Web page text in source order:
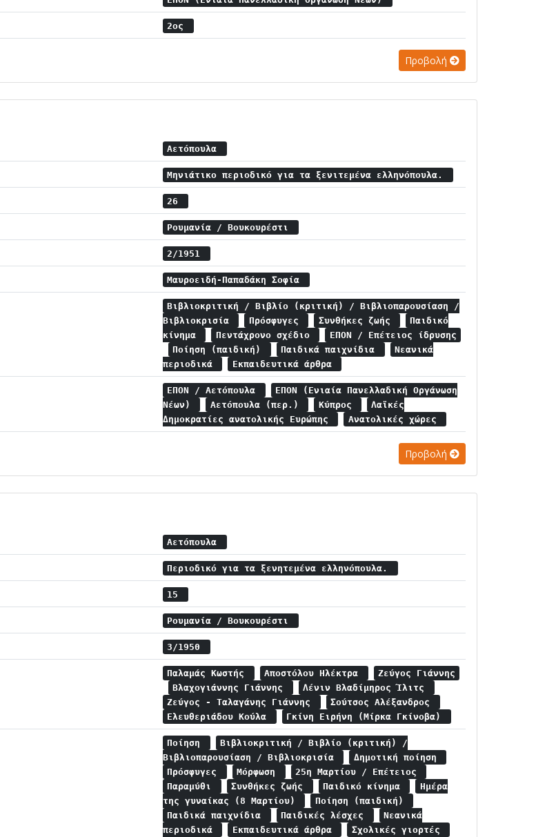
2ος
Προβολή
Αετόπουλα
Μηνιάτικο περιοδικό για τα ξενιτεμένα ελληνόπουλα.
26
Ρουμανία / Βουκουρέστι
2/1951
Μαυροειδή-Παπαδάκη Σοφία
Βιβλιοκριτική / Βιβλίο (κριτική) / Βιβλιοπαρουσίαση /
Βιβλιοκρισία
Πρόσφυγες Συνθήκες ζωής
Παιδικό
κίνημα
Πεντάχρονο σχέδιο
ΕΠΟΝ / Επέτειος ίδρυσης
Ποίηση (παιδική)
Παιδικά παιχνίδια
Νεανικά
περιοδικά
Εκπαιδευτικά άρθρα
ΕΠΟΝ / Αετόπουλα
ΕΠΟΝ (Ενιαία Πανελλαδική Οργάνωση
Νέων)
Αετόπουλα (περ.) Κύπρος
Λαϊκές
Δημοκρατίες ανατολικής Ευρώπης
Ανατολικές χώρες
Προβολή
Αετόπουλα
Περιοδικό για τα ξενητεμένα ελληνόπουλα.
15
Ρουμανία / Βουκουρέστι
3/1950
Παλαμάς Κωστής Αποστόλου Ηλέκτρα
Ζεύγος Γιάννης
Βλαχογιάννης Γιάννης
Λένιν Βλαδίμηρος Ίλιτς
Ζεύγος - Ταλαγάνης Γιάννης
Σούτσος Αλέξανδρος
Ελευθεριάδου Κούλα
Γκίνη Ειρήνη (Μίρκα Γκίνοβα)
Ποίηση
Βιβλιοκριτική / Βιβλίο (κριτική) /
Βιβλιοπαρουσίαση / Βιβλιοκρισία
Δημοτική ποίηση
Πρόσφυγες
Μόρφωση
25η Μαρτίου / Επέτειος
Παραμύθι
Συνθήκες ζωής Παιδικό κίνημα
Ημέρα
της γυναίκας (8 Μαρτίου)
Ποίηση (παιδική)
Παιδικά παιχνίδια
Παιδικές λέσχες
Νεανικά
περιοδικά
Εκπαιδευτικά άρθρα Σχολικές γιορτές